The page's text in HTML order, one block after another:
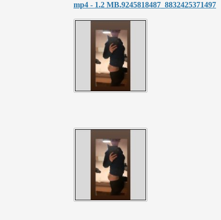
8832425371497_9245818487.mp4 - 1.2 MB